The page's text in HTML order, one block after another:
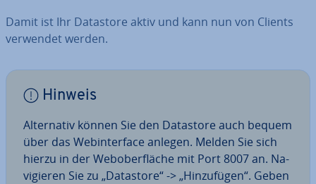
Damit ist Ihr Datastore aktiv und kann nun von Clients
verwendet werden.
Hinweis
Al­ter­na­tiv können Sie den Datastore auch bequem
über das Web­in­ter­face anlegen. Melden Sie sich
hierzu in der Web­ober­flä­che mit Port 8007 an. Na­
vi­gie­ren Sie zu „Datastore“ -> „Hin­zu­fü­gen“. Geben